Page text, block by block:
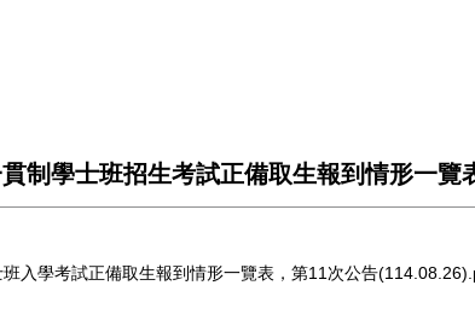
制學士班招生考試正備取生報到情形一覽
入學考試正備取生報到情形一覽表，第11次公告